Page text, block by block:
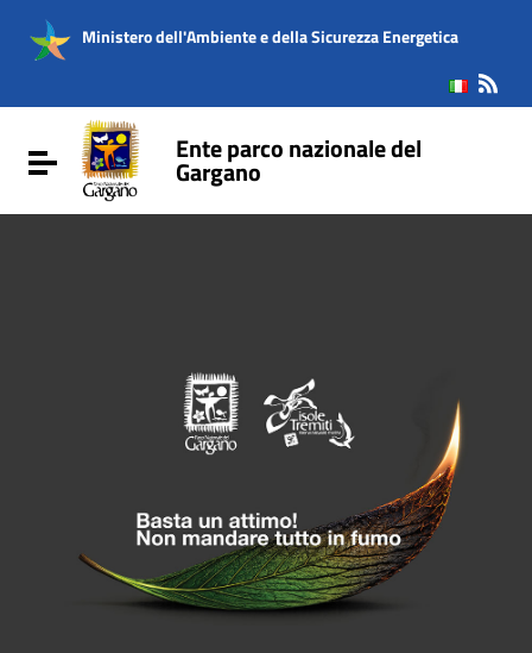
Vai al menu di navigazione
Vai al footer
Ministero dell'Ambiente e della Sicurezza Energetica
Attiva / disattiva la navigazioneEnte parco nazionale del
Gargano